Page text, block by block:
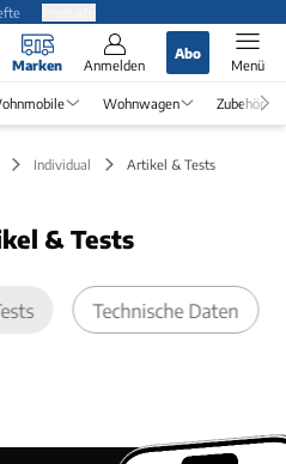
Marken Anmelden
Abo
Menü
Wohnwagen Zubehör
Individual Artikel & Tests
& Tests
Technische Daten